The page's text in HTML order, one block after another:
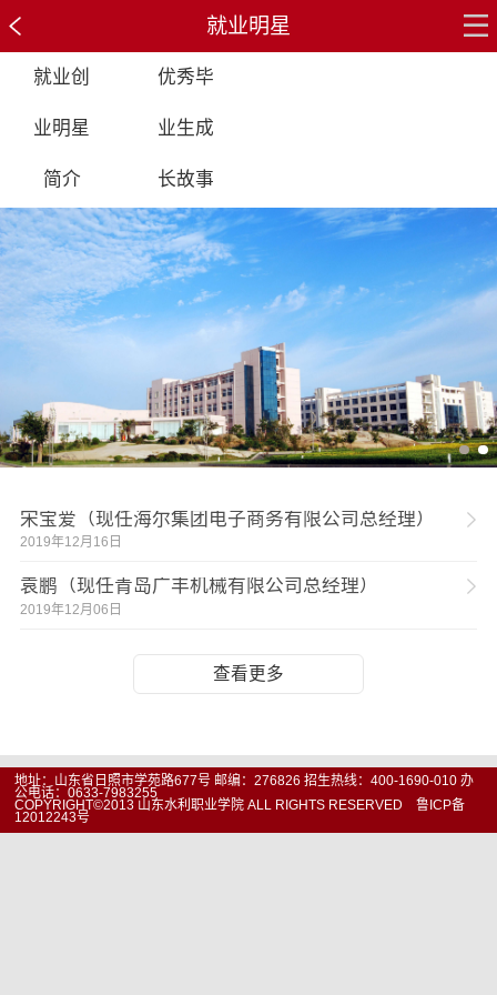
就业明星
就业创
业明星
简介
优秀毕
业生成
长故事
宋宝爱（现任海尔集团电子商务有限公司总经理）
2019年12月16日
袁鹏（现任青岛广丰机械有限公司总经理）
2019年12月06日
查看更多
地址：山东省日照市学苑路677号 邮编：276826 招生热线：400-1690-010 办
公电话：0633-7983255
COPYRIGHT©2013 山东水利职业学院 ALL RIGHTS RESERVED 鲁ICP备
12012243号